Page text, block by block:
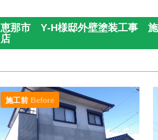
恵那市 Y‐H様邸外壁塗装工事 施
店
施工前 Before